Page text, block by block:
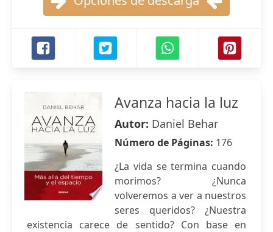
Avanza hacia la luz
Autor: Daniel Behar
Número de Páginas: 176
¿La vida se termina cuando
morimos? ¿Nunca
volveremos a ver a nuestros
seres queridos? ¿Nuestra
existencia carece de sentido? Con base en